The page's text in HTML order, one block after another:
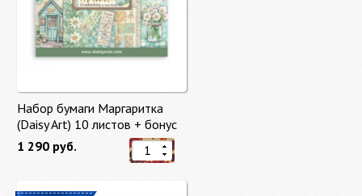
Набор бумаги Маргаритка
(Daisy Art) 10 листов + бонус
от Stamperia
1 290 руб.